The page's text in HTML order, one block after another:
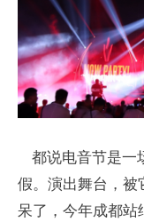
都说电音节是一
假。演出舞台，被
呆了，今年成都站